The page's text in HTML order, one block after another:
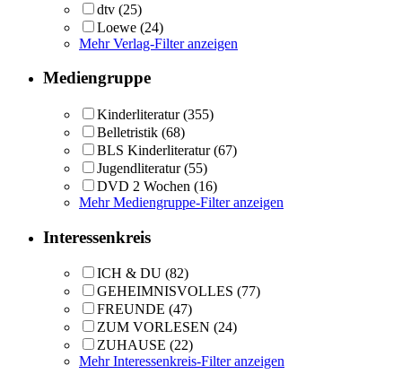
dtv (25)
Loewe (24)
Mehr Verlag-Filter anzeigen
Mediengruppe
Kinderliteratur (355)
Belletristik (68)
BLS Kinderliteratur (67)
Jugendliteratur (55)
DVD 2 Wochen (16)
Mehr Mediengruppe-Filter anzeigen
Interessenkreis
ICH & DU (82)
GEHEIMNISVOLLES (77)
FREUNDE (47)
ZUM VORLESEN (24)
ZUHAUSE (22)
Mehr Interessenkreis-Filter anzeigen